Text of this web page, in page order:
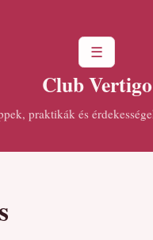
☰
Club Vertigo
praktikák és